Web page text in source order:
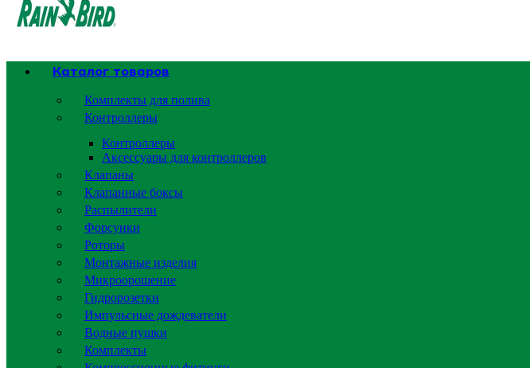
Каталог товаров
Комплекты для полива
Контроллеры
Контроллеры
Аксессуары для контроллеров
Клапаны
Клапанные боксы
Распылители
Форсунки
Роторы
Монтажные изделия
Микроорошение
Гидророзетки
Импульсные дождеватели
Водные пушки
Комплекты